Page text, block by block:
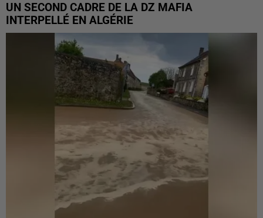
UN SECOND CADRE DE LA DZ MAFIA
INTERPELLÉ EN ALGÉRIE